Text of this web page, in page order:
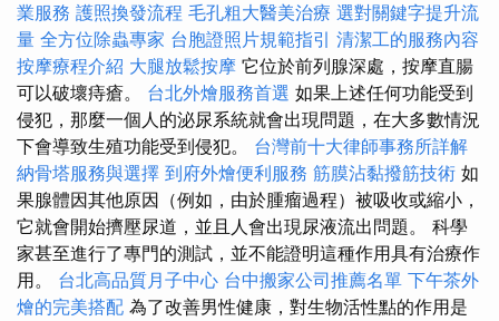
業服務 護照換發流程 毛孔粗大醫美治療 選對關鍵字提升流
量 全方位除蟲專家 台胞證照片規範指引 清潔工的服務內容
按摩療程介紹 大腿放鬆按摩 它位於前列腺深處，按摩直腸
可以破壞痔瘡。 台北外燴服務首選 如果上述任何功能受到
侵犯，那麼一個人的泌尿系統就會出現問題，在大多數情況
下會導致生殖功能受到侵犯。 台灣前十大律師事務所詳解
納骨塔服務與選擇 到府外燴便利服務 筋膜沾黏撥筋技術 如
果腺體因其他原因（例如，由於腫瘤過程）被吸收或縮小，
它就會開始擠壓尿道，並且人會出現尿液流出問題。 科學
家甚至進行了專門的測試，並不能證明這種作用具有治療作
用。 台北高品質月子中心 台中搬家公司推薦名單 下午茶外
燴的完美搭配 為了改善男性健康，對生物活性點的作用是